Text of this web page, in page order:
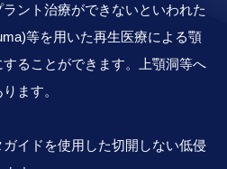
ント治療ができないといわれた
等を用いた再生医療による顎
ることができます。上顎洞等へ
ます。
イドを使用した切開しない低侵